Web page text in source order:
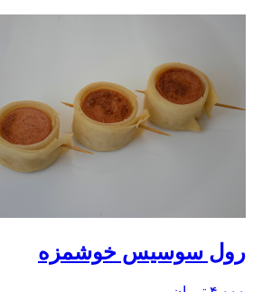
رول سوسیس خوشمزه